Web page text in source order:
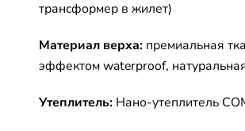
трансформер в жилет)
Материал верха: премиальная
эффектом waterproof,
Утеплитель: Нано-утеплитель